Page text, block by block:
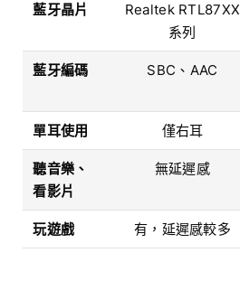
藍牙晶片
Realtek RTL87XX
系列
藍牙編碼 SBC、AAC
單耳使用 僅右耳
聽音樂、
看影片
無延遲感
玩遊戲 有，延遲感較多